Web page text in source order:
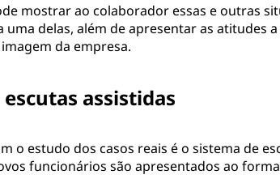
mostrar ao colaborador essas e outras
delas, além de apresentar as atitudes
da empresa.
assistidas
o estudo dos casos reais é o sistema de
funcionários são apresentados ao